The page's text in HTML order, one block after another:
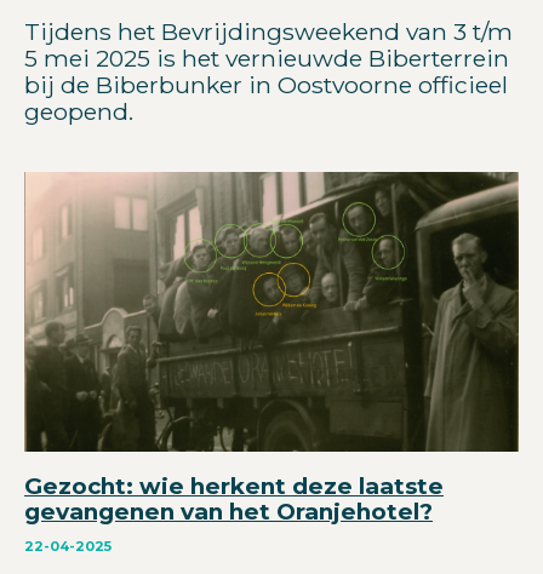
Tijdens het Bevrijdingsweekend van 3 t/m
5 mei 2025 is het vernieuwde Biberterrein
bij de Biberbunker in Oostvoorne officieel
geopend.
Gezocht: wie herkent deze laatste
gevangenen van het Oranjehotel?
22-04-2025